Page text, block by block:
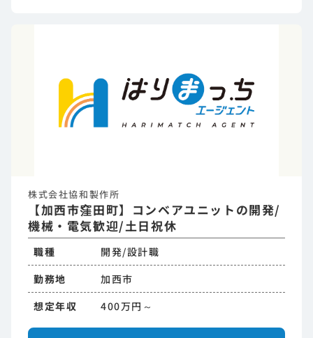
株式会社協和製作所
【加西市窪田町】コンベアユニットの開発/
機械・電気歓迎/土日祝休
職種
開発/設計職
勤務地
加西市
想定年収
400万円～